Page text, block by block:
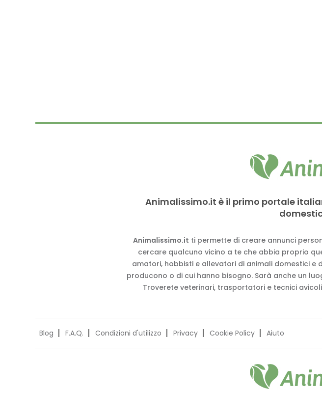
Animalissimo.it è il primo portale
Animalissimo.it ti permette di creare annunci
cercare qualcuno vicino a te che abbia proprio
amatori, hobbisti e allevatori di animali domestici
producono o di cui hanno bisogno. Sarà anche un
Troverete veterinari, trasportatori e tecnici
Blog F.A.Q. Condizioni d'utilizzo Privacy Cookie Policy Aiuto